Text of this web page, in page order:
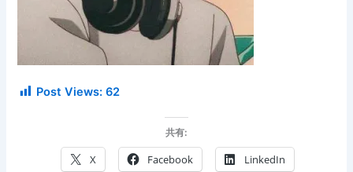
Post Views: 62
共有:
X Facebook LinkedIn